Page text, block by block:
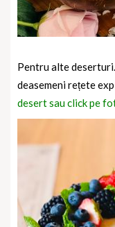
Pentru alte
deasemeni rețete
desert sau click pe